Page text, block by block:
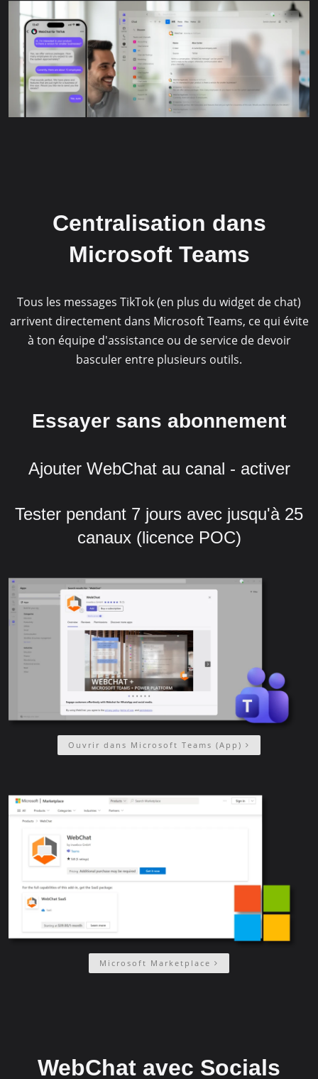
Centralisation dans
Microsoft Teams
Tous les messages TikTok (en plus du widget de chat)
arrivent directement dans Microsoft Teams, ce qui évite
à ton équipe d'assistance ou de service de devoir
basculer entre plusieurs outils.
Essayer sans abonnement
Ajouter WebChat au canal - activer
Tester pendant 7 jours avec jusqu'à 25
canaux (licence POC)
Ouvrir dans Microsoft Teams (App)
Microsoft Marketplace
WebChat avec Socials